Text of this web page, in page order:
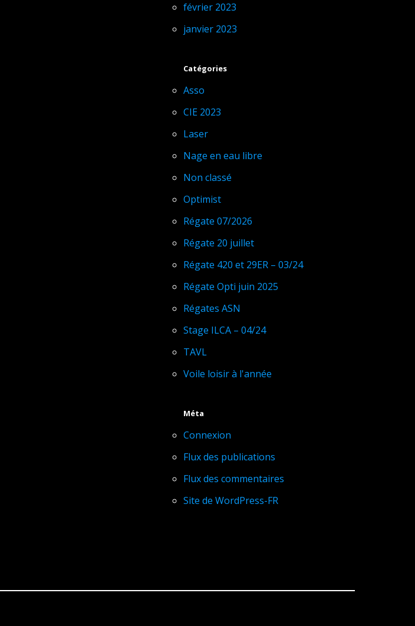
février 2023
janvier 2023
Catégories
Asso
CIE 2023
Laser
Nage en eau libre
Non classé
Optimist
Régate 07/2026
Régate 20 juillet
Régate 420 et 29ER – 03/24
Régate Opti juin 2025
Régates ASN
Stage ILCA – 04/24
TAVL
Voile loisir à l'année
Méta
Connexion
Flux des publications
Flux des commentaires
Site de WordPress-FR